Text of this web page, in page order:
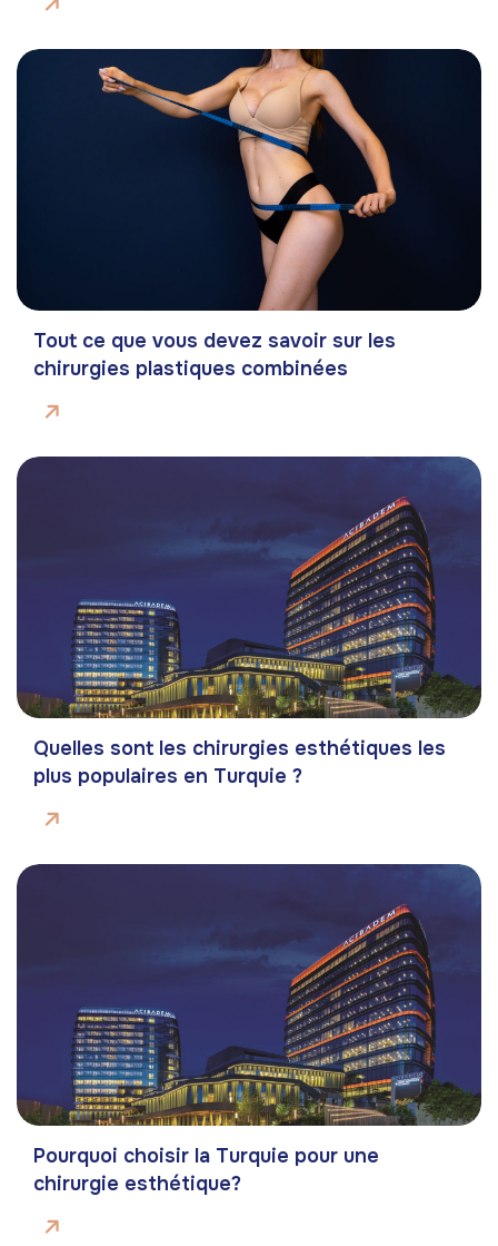
Tout ce que vous devez savoir sur les
chirurgies plastiques combinées
Quelles sont les chirurgies esthétiques les
plus populaires en Turquie ?
Pourquoi choisir la Turquie pour une
chirurgie esthétique?